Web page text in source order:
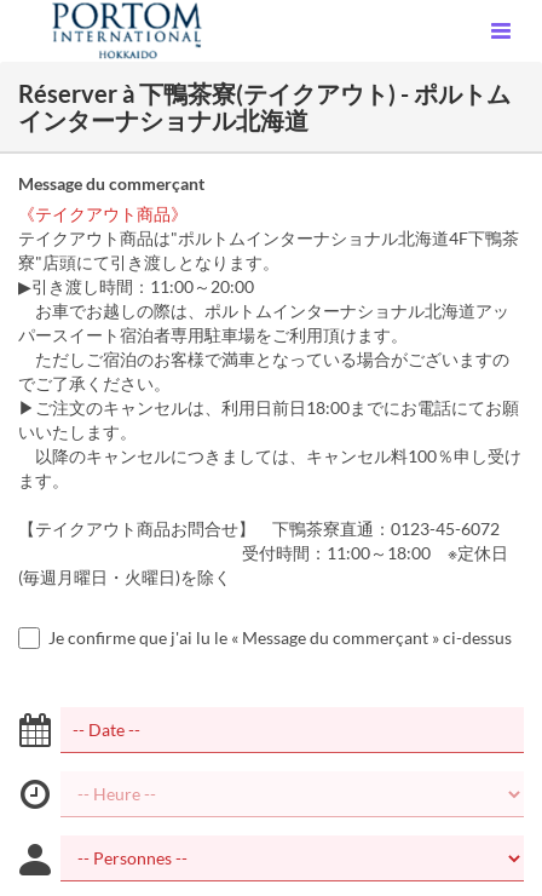
Réserver à 下鴨茶寮(テイクアウト) - ポルトム
インターナショナル北海道
Message du commerçant
《テイクアウト商品》
テイクアウト商品は"ポルトムインターナショナル北海道4F下鴨茶
寮"店頭にて引き渡しとなります。
▶引き渡し時間：11:00～20:00
お車でお越しの際は、ポルトムインターナショナル北海道アッ
パースイート宿泊者専用駐車場をご利用頂けます。
ただしご宿泊のお客様で満車となっている場合がございますの
でご了承ください。
▶ご注文のキャンセルは、利用日前日18:00までにお電話にてお願
いいたします。
以降のキャンセルにつきましては、キャンセル料100％申し受け
ます。
【テイクアウト商品お問合せ】 下鴨茶寮直通：0123-45-6072
受付時間：11:00～18:00 ※定休日
(毎週月曜日・火曜日)を除く
Je confirme que j'ai lu le « Message du commerçant » ci-dessus